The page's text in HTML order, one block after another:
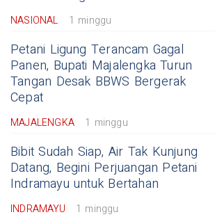
NASIONAL 1 minggu
Petani Ligung Terancam Gagal
Panen, Bupati Majalengka Turun
Tangan Desak BBWS Bergerak
Cepat
MAJALENGKA 1 minggu
Bibit Sudah Siap, Air Tak Kunjung
Datang, Begini Perjuangan Petani
Indramayu untuk Bertahan
INDRAMAYU 1 minggu